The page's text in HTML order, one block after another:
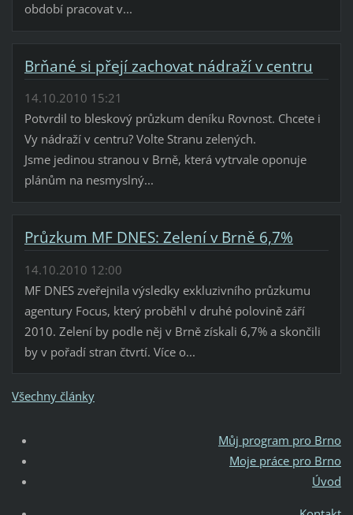
období pracovat v...
Brňané si přejí zachovat nádraží v centru
14.10.2010 15:21
Potvrdil to bleskový průzkum deníku Rovnost. Chcete i
Vy nádraží v centru? Volte Stranu zelených.
Jsme jedinou stranou v Brně, která vytrvale oponuje
plánům na nesmyslný...
Průzkum MF DNES: Zelení v Brně 6,7%
14.10.2010 12:00
MF DNES zveřejnila výsledky exkluzivního průzkumu
agentury Focus, který proběhl v druhé polovině září
2010. Zelení by podle něj v Brně získali 6,7% a skončili
by v pořadí stran čtvrtí. Více o...
Všechny články
Můj program pro Brno
Moje práce pro Brno
Úvod